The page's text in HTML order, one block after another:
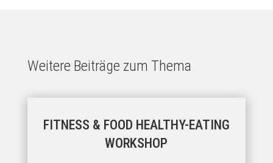
Weitere Beiträge zum Thema
FITNESS & FOOD HEALTHY-EATING
WORKSHOP